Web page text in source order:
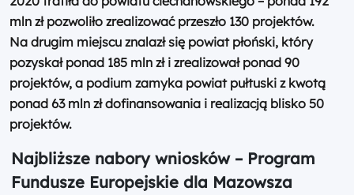
mln zł pozwoliło zrealizować przeszło 130 projektów.
Na drugim miejscu znalazł się powiat płoński, który
pozyskał ponad 185 mln zł i zrealizował ponad 90
projektów, a podium zamyka powiat pułtuski z kwotą
ponad 63 mln zł dofinansowania i realizacją blisko 50
projektów.
Najbliższe nabory wniosków – Program
Fundusze Europejskie dla Mazowsza